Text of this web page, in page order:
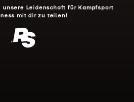
unsere Leidenschaft für Kampfsport
mit dir zu teilen!